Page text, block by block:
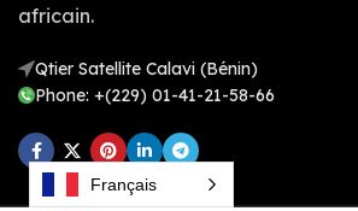
africain.
Qtier Satellite Calavi (Bénin)
Phone: +(229) 01-41-21-58-66
Français